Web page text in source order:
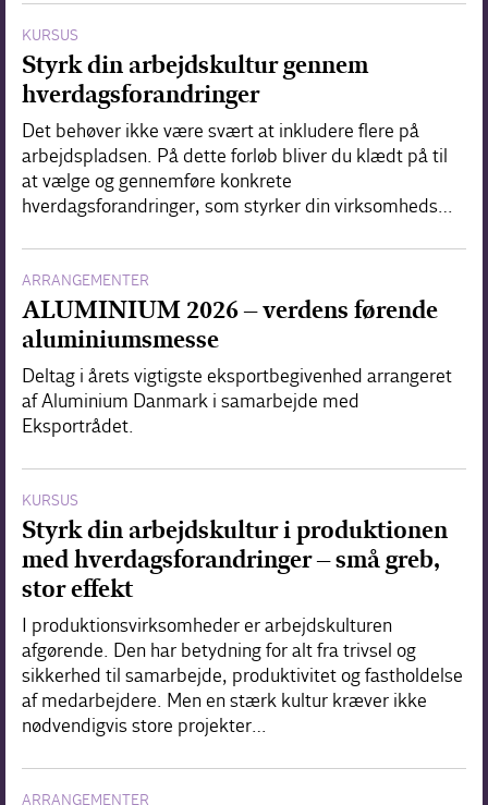
KURSUS
Styrk din arbejdskultur gennem
hverdagsforandringer
Det behøver ikke være svært at inkludere flere på
arbejdspladsen. På dette forløb bliver du klædt på til
at vælge og gennemføre konkrete
hverdagsforandringer, som styrker din virksomheds…
ARRANGEMENTER
ALUMINIUM 2026 – verdens førende
aluminiumsmesse
Deltag i årets vigtigste eksportbegivenhed arrangeret
af Aluminium Danmark i samarbejde med
Eksportrådet.
KURSUS
Styrk din arbejdskultur i produktionen
med hverdagsforandringer – små greb,
stor effekt
I produktionsvirksomheder er arbejdskulturen
afgørende. Den har betydning for alt fra trivsel og
sikkerhed til samarbejde, produktivitet og fastholdelse
af medarbejdere. Men en stærk kultur kræver ikke
nødvendigvis store projekter…
ARRANGEMENTER